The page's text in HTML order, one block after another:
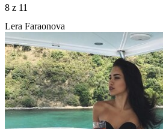
8 z 11
Lera Faraonova